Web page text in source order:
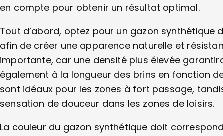
en compte pour obtenir un résultat optimal.
Tout d’abord, optez pour un gazon
afin de créer une apparence naturelle et
importante, car une densité plus élevée
également à la longueur des brins en fonction
sont idéaux pour les zones à fort passage,
sensation de douceur dans les zones de loisirs.
La couleur du gazon synthétique doit